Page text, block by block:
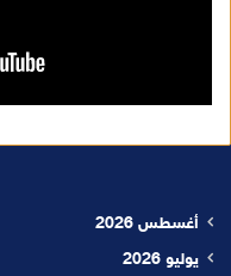
أغسطس 2026
يوليو 2026